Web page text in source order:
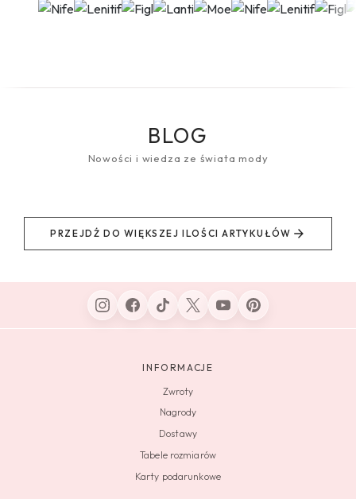
BLOG
Nowości i wiedza ze świata mody
PRZEJDŹ DO WIĘKSZEJ ILOŚCI ARTYKUŁÓW
INFORMACJE
Zwroty
Nagrody
Dostawy
Tabele rozmiarów
Karty podarunkowe